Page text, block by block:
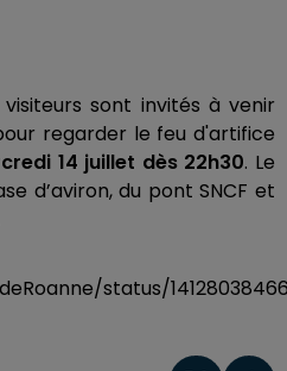
visiteurs sont invités à venir
regarder le feu d'artifice
14 juillet dès 22h30. Le
d’aviron, du pont SNCF et
status/